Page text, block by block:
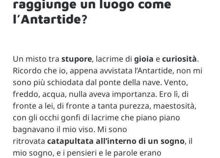
raggiunge un luogo come
l’Antartide?
Un misto tra stupore, lacrime di gioia ecuriosità.
Ricordo che io, appena avvistata l’Antartide, non mi
sono più schiodata dal ponte della nave. Vento,
freddo, acqua, nulla aveva importanza. Ero lì, di
fronte a lei, di fronte a tanta purezza, maestosità,
con gli occhi gonfi di lacrime che piano piano
bagnavano il mio viso. Mi sono
ritrovata catapultata all’interno di un sogno, il
mio sogno, e i pensieri e le parole erano